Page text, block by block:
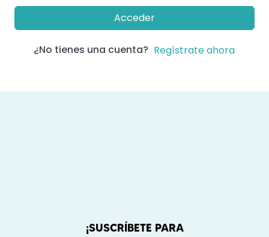
Acceder
¿No tienes una cuenta? Regístrate ahora
¡SUSCRÍBETE PARA